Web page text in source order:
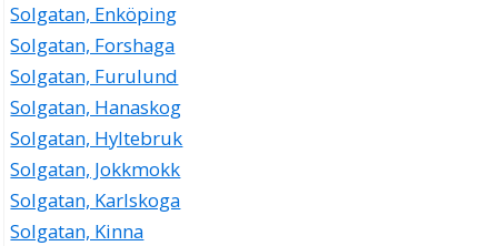
Solgatan, Enköping
Solgatan, Forshaga
Solgatan, Furulund
Solgatan, Hanaskog
Solgatan, Hyltebruk
Solgatan, Jokkmokk
Solgatan, Karlskoga
Solgatan, Kinna